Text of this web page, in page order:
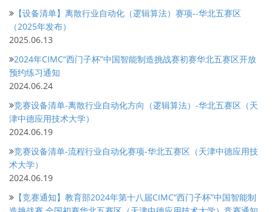
【设备清单】离散行业自动化（逻辑算法）赛项--华北五赛区
（2025年发布）
2025.06.13
2024年CIMC“西门子杯”中国智能制造挑战赛初赛华北五赛区开放
预约练习通知
2024.06.24
竞赛设备清单-离散行业自动化方向（逻辑算法）-华北五赛区（天
津中德应用技术大学）
2024.06.19
竞赛设备清单-流程行业自动化赛项-华北五赛区（天津中德应用技
术大学）
2024.06.19
【竞赛通知】教育部2024年第十八届CIMC“西门子杯”中国智能制